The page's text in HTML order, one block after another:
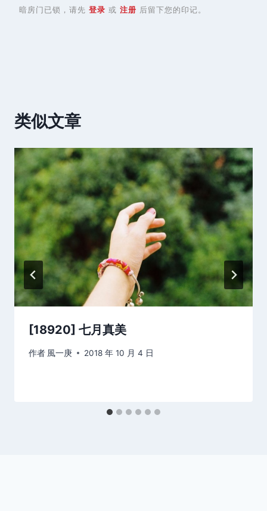
暗房门已锁，请先 登录 或 注册 后留下您的印记。
类似文章
[18920] 七月真美
作者 風一庚 2018 年 10 月 4 日